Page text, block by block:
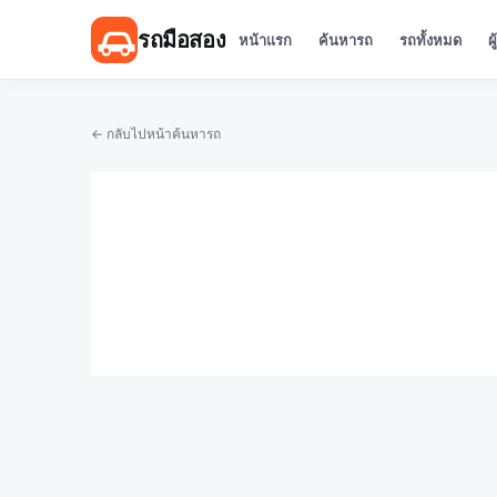
รถมือสอง หน้าแรก ค้นหารถ รถทั้งหมด
← กลับไปหน้าค้นหารถ